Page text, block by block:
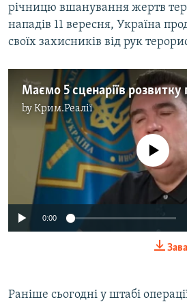
річницю вшанування жертв
нападів 11 вересня, Україна
своїх захисників від рук
byКрим.Реалії
No media source
0:00
Раніше сьогодні у штабі